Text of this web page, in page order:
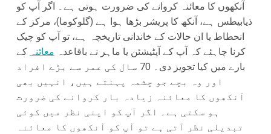
آنکھوں کا معائنہ کروانے کی ضرورت ہوتی ہے۔ اگر آپ کو
ذیابیطس ہے، آنکھ کا پریشر بڑھا ہوا ہے (گلوکوما)، مرکز کے
انحطاط یا ان حالات کے خاندانی تاریخچہ ہے، تو آپ کو چیک
کرنا چاہئے کہ آپ کے آپٹیشئن یا ماہر نے باقاعدہ معائنہ کے
بارے میں کیا تجویز دی۔ 70 سال کی عمر سے بڑے افراد
اور وہ بچے جو چشمہ پہنتے ہیں، انہیں بھی
آنکھوں کا معائنہ زیادہ بار کروانے کی ضرورت
ہو سکتی ہے۔ اگر آپ کو اپنی نظر میں کوئی
تبدیلی نظر آتی ہے تو آپ کو آنکھوں کا معائنہ